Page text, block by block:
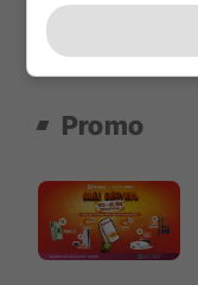
Promo